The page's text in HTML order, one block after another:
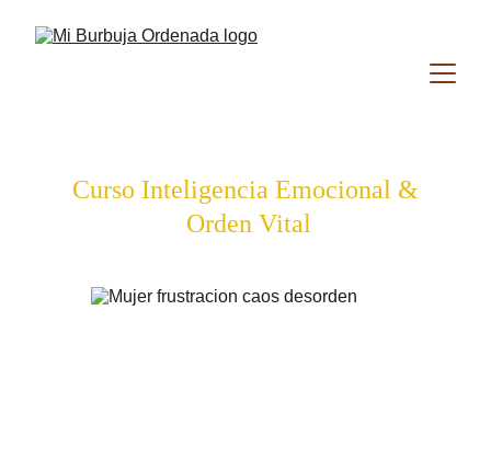
Curso Inteligencia Emocional &
Orden Vital